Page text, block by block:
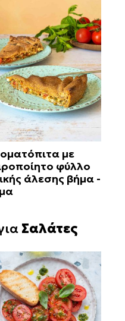
με
φύλλο
άλεσης βήμα -
Σαλάτες